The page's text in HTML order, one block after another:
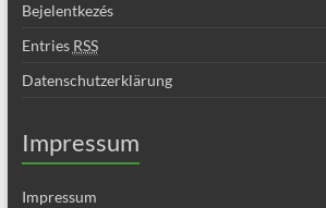
Bejelentkezés
Entries RSS
Datenschutzerklärung
Impressum
Impressum